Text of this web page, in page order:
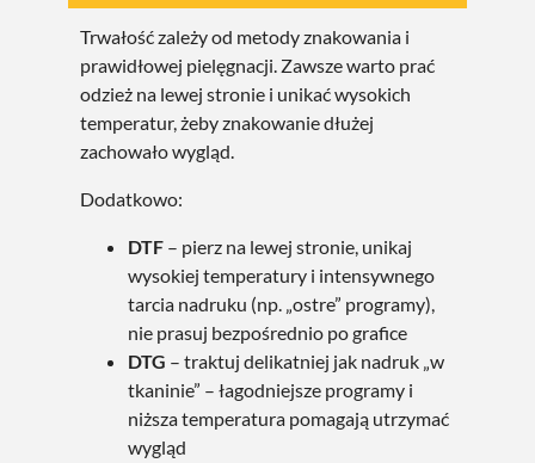
Trwałość zależy od metody znakowania i
prawidłowej pielęgnacji. Zawsze warto prać
odzież na lewej stronie i unikać wysokich
temperatur, żeby znakowanie dłużej
zachowało wygląd.
Dodatkowo:
DTF – pierz na lewej stronie, unikaj
wysokiej temperatury i intensywnego
tarcia nadruku (np. „ostre” programy),
nie prasuj bezpośrednio po grafice
DTG – traktuj delikatniej jak nadruk „w
tkaninie” – łagodniejsze programy i
niższa temperatura pomagają utrzymać
wygląd